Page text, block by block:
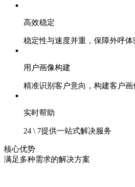
高效稳定
稳定性与速度并重，保障外呼体
用户画像构建
精准识别客户意向，构建客户画
实时帮助
24 \ 7提供一站式解决服务
核心优势
满足多种需求的解决方案